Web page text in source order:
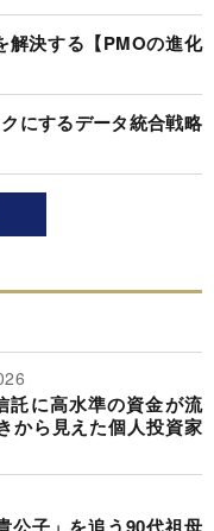
解決する【PMOの進化
にするデータ統合戦略
託に高水準の資金が流
から見えた個人投資家